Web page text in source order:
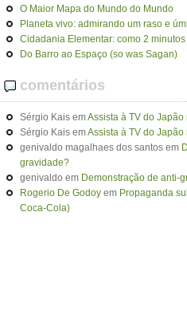
O Maior Mapa do Mundo do Mundo
Planeta vivo: admirando um raso e
Cidadania Elementar: como 2
Do Barro ao Espaço (so was Sagan)
comentários
Sérgio Kais emAssista à TV do Japão
Sérgio Kais emAssista à TV do Japão
genivaldo magalhaes dos santos em
gravidade?
genivaldo em Demonstração de anti-
Rogerio De Godoy em Propaganda
Coca-Cola)